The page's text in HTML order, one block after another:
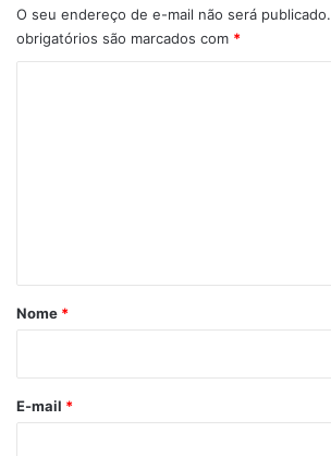
O seu endereço de e-mail não será publicado.
obrigatórios são marcados com *
r
*
Nome *
E-mail *